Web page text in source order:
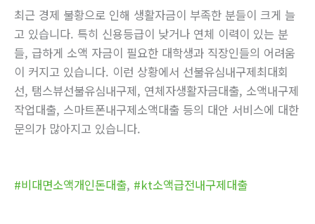
최근 경제 불황으로 인해 생활자금이 부족한 분들이 크게 늘
고 있습니다. 특히 신용등급이 낮거나 연체 이력이 있는 분
들, 급하게 소액 자금이 필요한 대학생과 직장인들의 어려움
이 커지고 있습니다. 이런 상황에서 선불유심내구제최대회
선, 탬스뷰선불유심내구제, 연체자생활자금대출, 소액내구제
작업대출, 스마트폰내구제소액대출 등의 대안 서비스에 대한
문의가 많아지고 있습니다.
#비대면소액개인돈대출, #kt소액급전내구제대출